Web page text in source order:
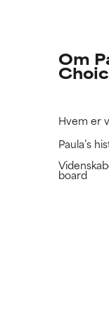
Om
Hvem er
Paula’s
board